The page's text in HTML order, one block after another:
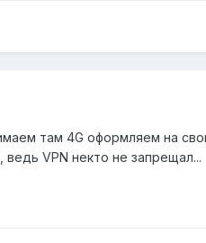
там 4G оформляем на
VPN некто не запрещал...